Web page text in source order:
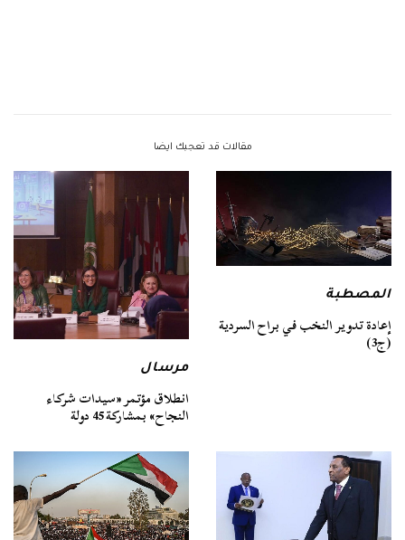
مقالات قد تعجبك ايضا
المصطبة
إعادة تدوير النخب في براح السردية
(ج3)
مرسال
انطلاق مؤتمر «سيدات شركاء
النجاح» بمشاركة 45 دولة